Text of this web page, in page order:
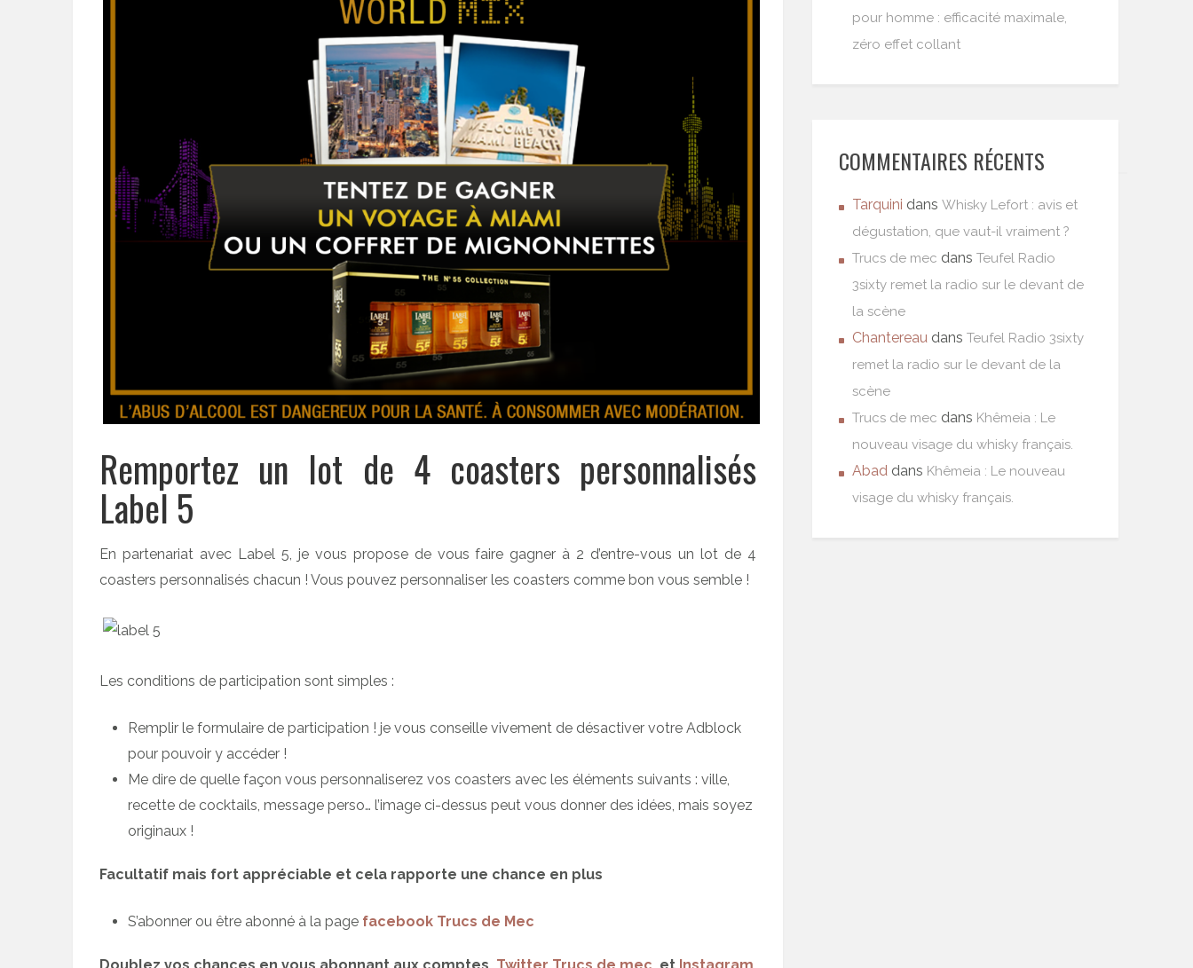
Remportez un lot de 4 coasters personnalisés
Label 5
En partenariat avec Label 5, je vous propose de vous faire gagner à 2 d’entre-vous un lot de 4
coasters personnalisés chacun ! Vous pouvez personnaliser les coasters comme bon vous semble !
Les conditions de participation sont simples :
Remplir le formulaire de participation ! je vous conseille vivement de désactiver votre Adblock
pour pouvoir y accéder !
Me dire de quelle façon vous personnaliserez vos coasters avec les éléments suivants : ville,
recette de cocktails, message perso… l’image ci-dessus peut vous donner des idées, mais soyez
originaux !
Facultatif mais fort appréciable et cela rapporte une chance en plus
S’abonner ou être abonné à la page facebook Trucs de Mec
pour homme : efficacité maximale,
zéro effet collant
COMMENTAIRES RÉCENTS
Tarquini dans Whisky Lefort : avis et
dégustation, que vaut-il vraiment ?
Trucs de mec dans Teufel Radio
3sixty remet la radio sur le devant de
la scène
Chantereau dans Teufel Radio 3sixty
remet la radio sur le devant de la
scène
Trucs de mec dans Khêmeia : Le
nouveau visage du whisky français.
Abad dans Khêmeia : Le nouveau
visage du whisky français.